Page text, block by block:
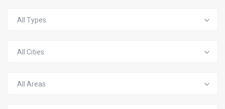
All Types
All Cities
All Areas